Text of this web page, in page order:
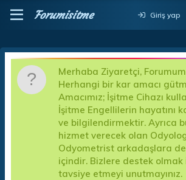
Forumisitme Giriş yap
Merhaba Ziyaretçi,
Herhangi bir kar amacı
Amacımız; İşitme Cihazı
İşitme Engellilerin hayatını
ve bilgilendirmektir. Ayrıca
hizmet verecek olan
Odyometrist arkadaşlara
içindir. Bizlere destek olmak
tavsiye etmeyi unutmayınız.